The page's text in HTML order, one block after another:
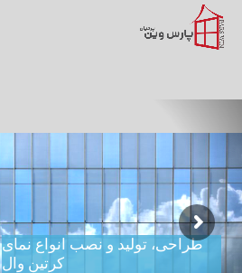
طراحی، تولید و نصب انواع نمای
کرتین وال